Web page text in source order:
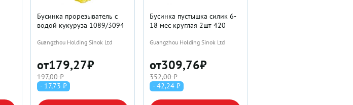
Бусинка прорезыватель с
водой кукуруза 1089/3094
Guangzhou Holding Sinok Ltd
от179,27₽
197,00 ₽
- 17,73 ₽
Бусинка пустышка силик 6-
18 мес круглая 2шт 420
Guangzhou Holding Sinok Ltd
от309,76₽
352,00 ₽
- 42,24 ₽